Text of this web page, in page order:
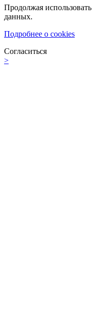
Продолжая
данных.
Подробнее о cookies
Согласиться
>